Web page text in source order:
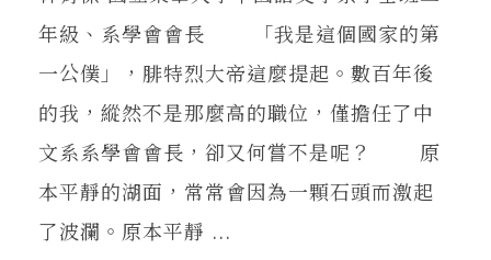
年級、系學會會長 「我是這個國家的第
一公僕」，腓特烈大帝這麼提起。數百年後
的我，縱然不是那麼高的職位，僅擔任了中
文系系學會會長，卻又何嘗不是呢？ 原
本平靜的湖面，常常會因為一顆石頭而激起
了波瀾。原本平靜 ...